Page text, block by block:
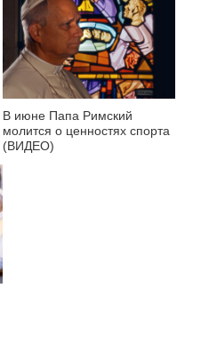
В июне Папа Римский
молится о ценностях спорта
(ВИДЕО)